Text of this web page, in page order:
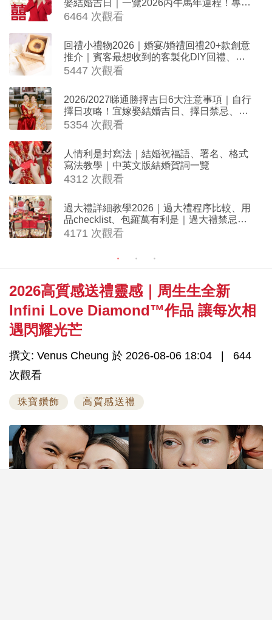
娶結婚吉日｜一覽2026丙午馬年運程！專業
擇日結婚+避開沖煞生肖指南
6464 次觀看
回禮小禮物2026｜婚宴/婚禮回禮20+款創意
推介｜賓客最想收到的客製化DIY回禮、姊
妹禮物（持續更新）
5447 次觀看
2026/2027睇通勝擇吉日6大注意事項｜自行
擇日攻略！宜嫁娶結婚吉日、擇日禁忌、相
沖生肖一覽
5354 次觀看
人情利是封寫法｜結婚祝福語、署名、格式
寫法教學｜中英文版結婚賀詞一覽
4312 次觀看
過大禮詳細教學2026｜過大禮程序比較、用
品checklist、包羅萬有利是｜過大禮禁忌及
吉祥說話
4171 次觀看
2026高質感送禮靈感｜周生生全新
Infini Love Diamond™作品 讓每次相
遇閃耀光芒
撰文: Venus Cheung 於 2026-08-06 18:04
644
次觀看
珠寶鑽飾 高質感送禮